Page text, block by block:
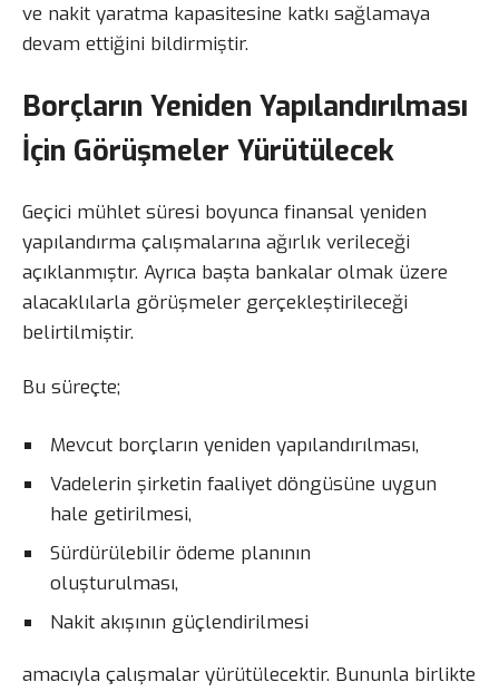
ve nakit yaratma kapasitesine katkı sağlamaya
devam ettiğini bildirmiştir.
Borçların Yeniden Yapılandırılması
İçin Görüşmeler Yürütülecek
Geçici mühlet süresi boyunca finansal yeniden
yapılandırma çalışmalarına ağırlık verileceği
açıklanmıştır. Ayrıca başta bankalar olmak üzere
alacaklılarla görüşmeler gerçekleştirileceği
belirtilmiştir.
Bu süreçte;
Mevcut borçların yeniden yapılandırılması,
Vadelerin şirketin faaliyet döngüsüne uygun
hale getirilmesi,
Sürdürülebilir ödeme planının
oluşturulması,
Nakit akışının güçlendirilmesi
amacıyla çalışmalar yürütülecektir. Bununla birlikte